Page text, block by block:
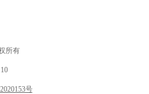
所有
号